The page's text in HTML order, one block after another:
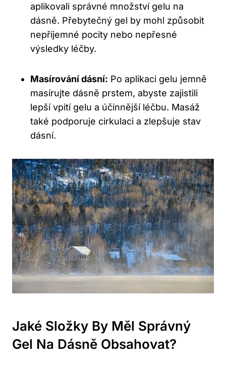
aplikovali správné množství gelu na
dásně. Přebytečný gel by mohl způsobit
nepříjemné pocity nebo nepřesné
výsledky léčby.
Masírování dásní: Po aplikaci gelu jemně
masírujte dásně prstem, abyste zajistili
lepší vpití gelu a účinnější léčbu. Masáž
také podporuje cirkulaci a zlepšuje stav
dásní.
Jaké Složky By Měl Správný
Gel Na Dásně Obsahovat?